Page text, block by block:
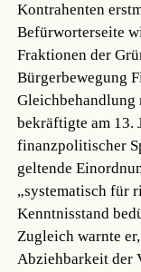
Kontrahenten
Befürworterseite
Fraktionen der
Bürgerbewegung
bekräftigte am 13.
finanzpolitischer
geltende
„systematisch für
Kenntnisstand
Zugleich warnte
Abziehbarkeit der